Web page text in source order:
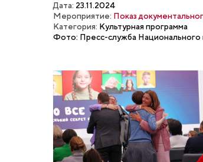
Дата: 23.11.2024
Мероприятие: Показ
Категория: Культурная программа
Фото: Пресс-служба Национального